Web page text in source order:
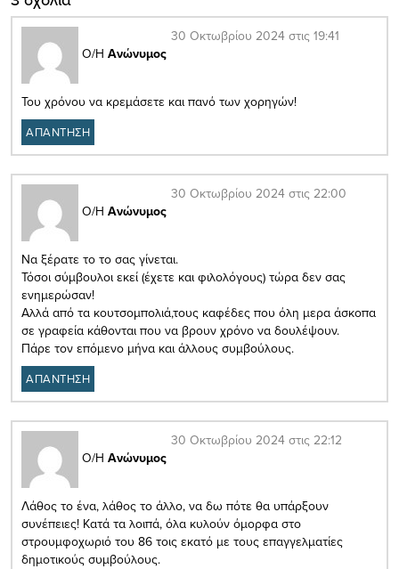
Ο/Η Ανώνυμος
30 Οκτωβρίου 2024 στις 19:41
Του χρόνου να κρεμάσετε και πανό των χορηγών!
ΑΠΑΝΤΗΣΗ
Ο/Η Ανώνυμος
30 Οκτωβρίου 2024 στις 22:00
Να ξέρατε το το σας γίνεται.
Τόσοι σύμβουλοι εκεί (έχετε και φιλολόγους) τώρα δεν σας
ενημερώσαν!
Αλλά από τα κουτσομπολιά,τους καφέδες που όλη μερα άσκοπα
σε γραφεία κάθονται που να βρουν χρόνο να δουλέψουν.
Πάρε τον επόμενο μήνα και άλλους συμβούλους.
ΑΠΑΝΤΗΣΗ
Ο/Η Ανώνυμος
30 Οκτωβρίου 2024 στις 22:12
Λάθος το ένα, λάθος το άλλο, να δω πότε θα υπάρξουν
συνέπειες! Κατά τα λοιπά, όλα κυλούν όμορφα στο
στρουμφοχωριό του 86 τοις εκατό με τους επαγγελματίες
δημοτικούς συμβούλους.